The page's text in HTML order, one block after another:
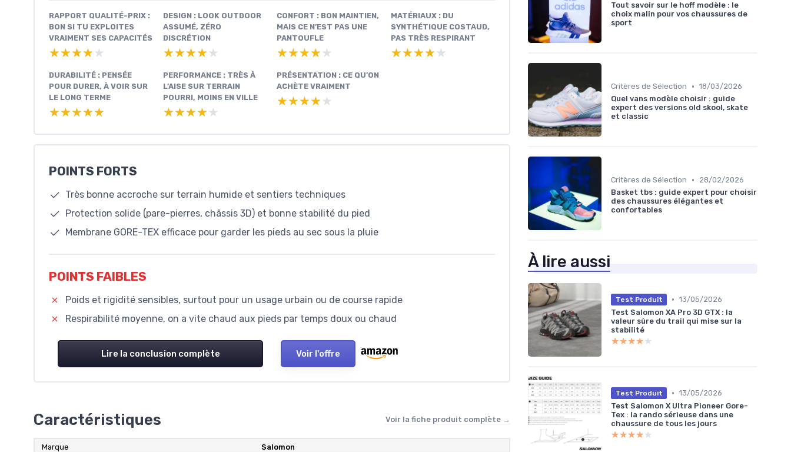
RAPPORT QUALITÉ-PRIX :
BON SI TU EXPLOITES
VRAIMENT SES CAPACITÉS
★★★★★
★★★★★
DESIGN : LOOK OUTDOOR
ASSUMÉ, ZÉRO
DISCRÉTION
★★★★★
★★★★★
CONFORT : BON MAINTIEN,
MAIS CE N’EST PAS UNE
PANTOUFLE
★★★★★
★★★★★
MATÉRIAUX : DU
SYNTHÉTIQUE COSTAUD,
PAS TRÈS RESPIRANT
★★★★★
★★★★★
DURABILITÉ : PENSÉE
POUR DURER, À VOIR SUR
LE LONG TERME
★★★★★
★★★★★
PERFORMANCE : TRÈS À
L’AISE SUR TERRAIN
POURRI, MOINS EN VILLE
★★★★★
★★★★★
PRÉSENTATION : CE QU’ON
ACHÈTE VRAIMENT
★★★★★
★★★★★
POINTS FORTS
Très bonne accroche sur terrain humide et sentiers techniques
Protection solide (pare-pierres, châssis 3D) et bonne stabilité du pied
Membrane GORE-TEX efficace pour garder les pieds au sec sous la pluie
POINTS FAIBLES
Poids et rigidité sensibles, surtout pour un usage urbain ou de course rapide
Respirabilité moyenne, on a vite chaud aux pieds par temps doux ou chaud
Lire la conclusion complète Voir l'offre
Caractéristiques Voir la fiche produit complète →
Marque Salomon
Tout savoir sur le hoff modèle : le
choix malin pour vos chaussures de
sport
Critères de Sélection • 18/03/2026
Quel vans modèle choisir : guide
expert des versions old skool, skate
et classic
Critères de Sélection •
28/02/2026
Basket tbs : guide expert pour choisir
des chaussures élégantes et
confortables
À lire aussi
Test Produit • 13/05/2026
Test Salomon XA Pro 3D GTX : la
valeur sûre du trail qui mise sur la
stabilité
★★★★★
★★★★★
Test Produit • 13/05/2026
Test Salomon X Ultra Pioneer Gore-
Tex : la rando sérieuse dans une
chaussure de tous les jours
★★★★★
★★★★★